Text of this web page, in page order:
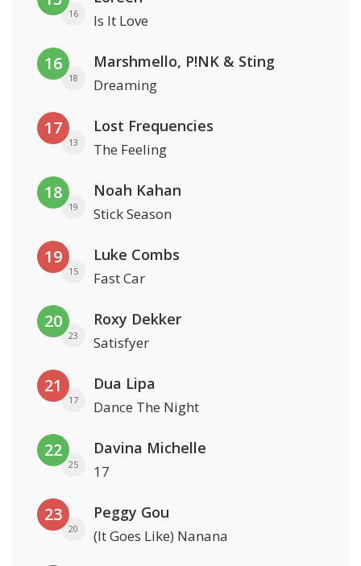
16 Is It Love
16
18
Marshmello, P!NK & Sting
Dreaming
17
13
Lost Frequencies
The Feeling
18
19
Noah Kahan
Stick Season
19
15
Luke Combs
Fast Car
20
23
Roxy Dekker
Satisfyer
21
17
Dua Lipa
Dance The Night
22
25
Davina Michelle
17
23
20
Peggy Gou
(It Goes Like) Nanana